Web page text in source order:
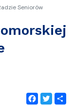
Seniorów